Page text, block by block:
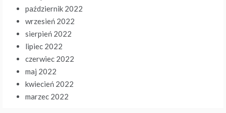
październik 2022
wrzesień 2022
sierpień 2022
lipiec 2022
czerwiec 2022
maj 2022
kwiecień 2022
marzec 2022